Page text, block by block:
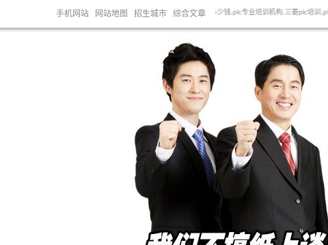
手机网站 网站地图 招生城市 综合文章
plc培训,plc培训机构,一般plc培训要多少钱,plc专业培训机构,三菱plc培训,plc基础培